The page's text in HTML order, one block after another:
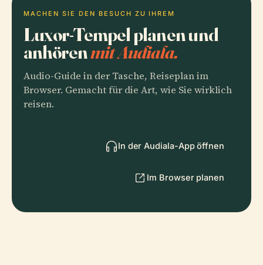
MACHEN SIE DEN BESUCH ZU IHREM
Luxor-Tempel planen und
anhörenmit Audiala.
Audio-Guide in der Tasche, Reiseplan im
Browser. Gemacht für die Art, wie Sie wirklich
reisen.
In der Audiala-App öffnen
Im Browser planen